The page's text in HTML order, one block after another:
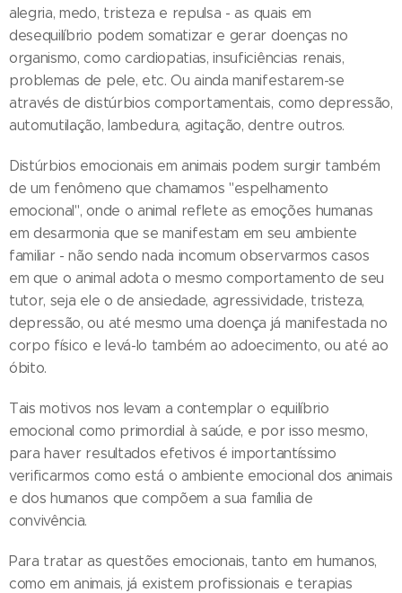
alegria, medo, tristeza e repulsa - as quais em
desequilíbrio podem somatizar e gerar doenças no
organismo, como cardiopatias, insuficiências renais,
problemas de pele, etc. Ou ainda manifestarem-se
através de distúrbios comportamentais, como depressão,
automutilação, lambedura, agitação, dentre outros.
Distúrbios emocionais em animais podem surgir também
de um fenômeno que chamamos "espelhamento
emocional", onde o animal reflete as emoções humanas
em desarmonia que se manifestam em seu ambiente
familiar - não sendo nada incomum observarmos casos
em que o animal adota o mesmo comportamento de seu
tutor, seja ele o de ansiedade, agressividade, tristeza,
depressão, ou até mesmo uma doença já manifestada no
corpo físico e levá-lo também ao adoecimento, ou até ao
óbito.
Tais motivos nos levam a contemplar o equilíbrio
emocional como primordial à saúde, e por isso mesmo,
para haver resultados efetivos é importantíssimo
verificarmos como está o ambiente emocional dos animais
e dos humanos que compõem a sua família de
convivência.
Para tratar as questões emocionais, tanto em humanos,
como em animais, já existem profissionais e terapias